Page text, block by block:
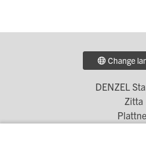
Change
Menü
DENZEL
Zitta